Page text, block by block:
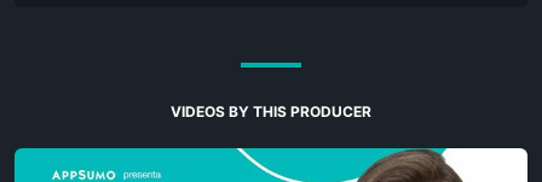
VIDEOS BY THIS PRODUCER